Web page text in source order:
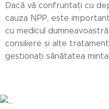
Dacă vă confruntați cu
cauza NPP, este
cu medicul
consiliere și alte
gestionați sănătatea